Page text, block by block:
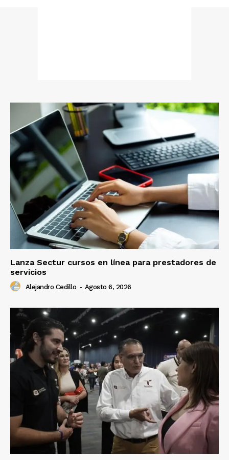
Lanza Sectur cursos en línea para prestadores de
servicios
Alejandro Cedillo - Agosto 6, 2026